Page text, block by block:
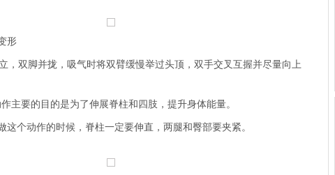
形
双脚并拢，吸气时将双臂缓慢举过头顶，双手交叉互握并尽量向上
要的目的是为了伸展脊柱和四肢，提升身体能量。
个动作的时候，脊柱一定要伸直，两腿和臀部要夹紧。